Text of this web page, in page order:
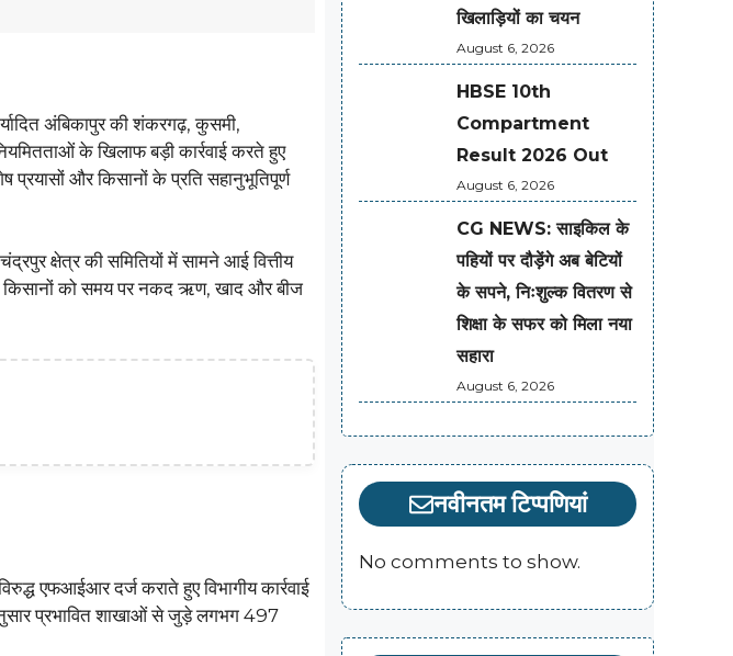
अंबिकापुर की शंकरगढ़, कुसमी,
के खिलाफ बड़ी कार्रवाई करते हुए
प्रयासों और किसानों के प्रति सहानुभूतिपूर्ण
क्षेत्र की समितियों में सामने आई वित्तीय
किसानों को समय पर नकद ऋण, खाद और बीज
एफआईआर दर्ज कराते हुए विभागीय कार्रवाई
प्रभावित शाखाओं से जुड़े लगभग 497
खिलाड़ियों का चयन
August 6, 2026
HBSE 10th
Compartment
Result 2026 Out
August 6, 2026
CG NEWS: साइकिल के
पहियों पर दौड़ेंगे अब बेटियों
के सपने, निःशुल्क वितरण से
शिक्षा के सफर को मिला नया
सहारा
August 6, 2026
नवीनतम टिप्पणियां
No comments to show.